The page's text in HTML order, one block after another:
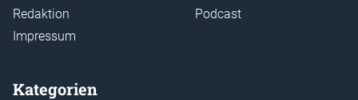
Redaktion
Impressum
Podcast
Kategorien